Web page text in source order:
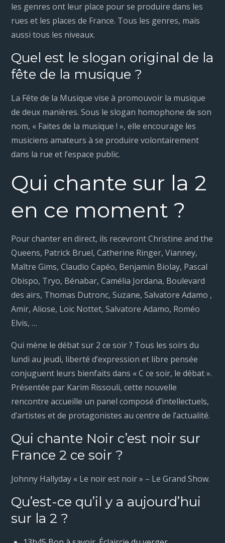
les genres ont leur place pour se produire dans les
rues et les places de France. Tous les genres, mais
aussi tous les niveaux.
Quel est le slogan original de la
fête de la musique ?
La Fête de la Musique vise à promouvoir la musique
de deux manières. Sous le slogan homophone de son
nom, « Faites de la musique ! », elle encourage les
musiciens amateurs à se produire volontairement
dans la rue et l’espace public.
Qui chante sur la 2
en ce moment ?
Pour chanter en direct, ils recevront Christine and the
Queens, Patrick Bruel, Catherine Ringer, Vianney,
Maître Gims, Claudio Capéo, Benjamin Biolay, Pascal
Obispo, Tryo, Bénabar, Camélia Jordana, Boulevard
des airs, Thomas Dutronc, Suzane, Salvatore Adamo ,
Amir, Aliose, Loïc Nottet, Salvatore Adamo, Roméo
Elvis, …
Qui mène le débat sur 2 ce soir ? Tous les soirs du
lundi au jeudi, liberté d’expression et libre pensée
conjuguent leurs bienfaits dans « C ce soir, le débat ».
Présentée par Karim Rissouli, cette nouvelle
rencontre accueille un panel composé d’intellectuels,
d’artistes et de protagonistes au centre de l’actualité.
Qui chante Noir c’est noir sur
France 2 ce soir ?
Johnny Hallyday « Le noir est noir » – Le Grand Show.
Qu’est-ce qu’il y a aujourd’hui
sur la 2 ?